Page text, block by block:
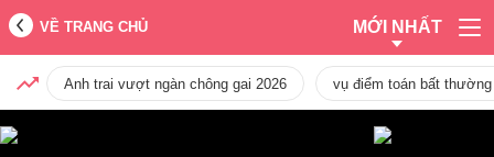
VỀ TRANG CHỦ MỚI NHẤT
Anh trai vượt ngàn chông gai 2026 vụ điểm toán bất